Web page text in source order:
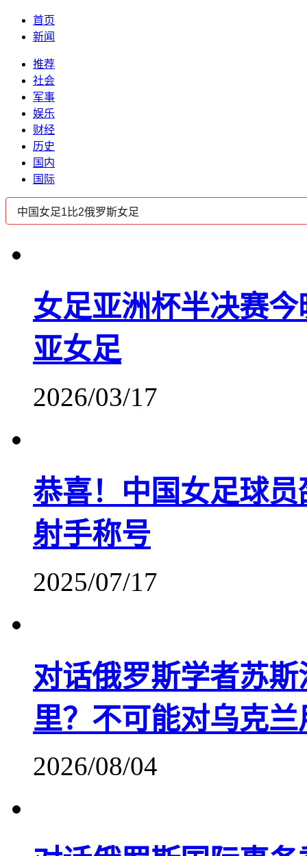
首页
新闻
推荐
社会
军事
娱乐
财经
历史
国内
国际
女足亚洲杯半决赛
亚女足
2026/03/17
恭喜！中国女足球
射手称号
2025/07/17
对话俄罗斯学者苏
里？不可能对乌克
2026/08/04